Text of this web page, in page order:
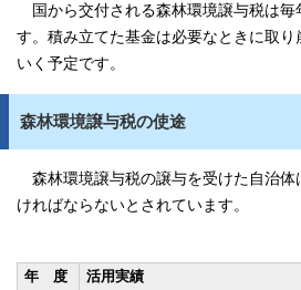
国から交付される森林環境譲与税は毎
す。積み立てた基金は必要なときに取
いく予定です。
森林環境譲与税の使途
森林環境譲与税の譲与を受けた自治体
ければならないとされています。
年 度 活用実績